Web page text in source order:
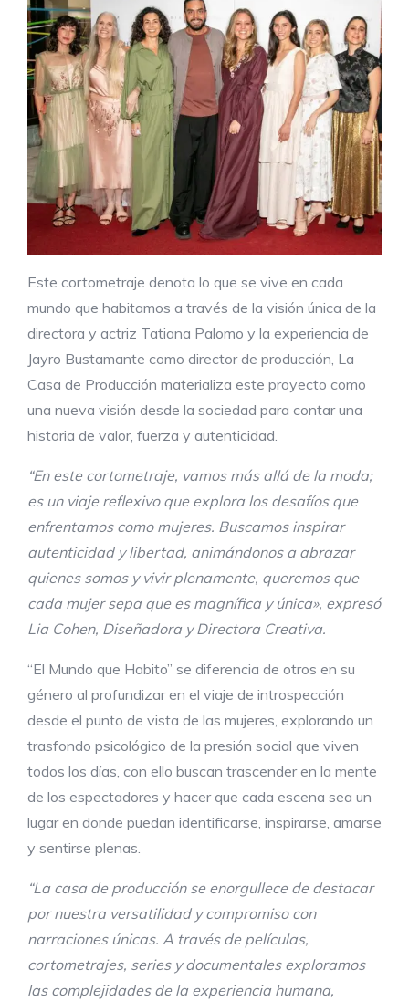
Este cortometraje denota lo que se vive en cada
mundo que habitamos a través de la visión única de la
directora y actriz Tatiana Palomo y la experiencia de
Jayro Bustamante como director de producción, La
Casa de Producción materializa este proyecto como
una nueva visión desde la sociedad para contar una
historia de valor, fuerza y autenticidad.
“En este cortometraje, vamos más allá de la moda;
es un viaje reflexivo que explora los desafíos que
enfrentamos como mujeres. Buscamos inspirar
autenticidad y libertad, animándonos a abrazar
quienes somos y vivir plenamente, queremos que
cada mujer sepa que es magnífica y única», expresó
Lia Cohen, Diseñadora y Directora Creativa.
“El Mundo que Habito” se diferencia de otros en su
género al profundizar en el viaje de introspección
desde el punto de vista de las mujeres, explorando un
trasfondo psicológico de la presión social que viven
todos los días, con ello buscan trascender en la mente
de los espectadores y hacer que cada escena sea un
lugar en donde puedan identificarse, inspirarse, amarse
y sentirse plenas.
“La casa de producción se enorgullece de destacar
por nuestra versatilidad y compromiso con
narraciones únicas. A través de películas,
cortometrajes, series y documentales exploramos
las complejidades de la experiencia humana,